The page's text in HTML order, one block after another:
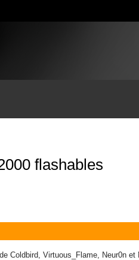
flashables
Coldbird, Virtuous_Flame, Neur0n